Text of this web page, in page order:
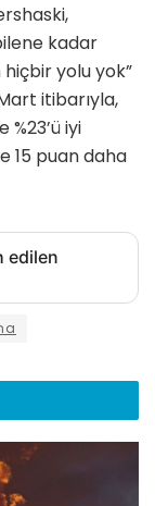
kadar
yolu yok”
itibarıyla,
iyi
15 puan daha
edilen